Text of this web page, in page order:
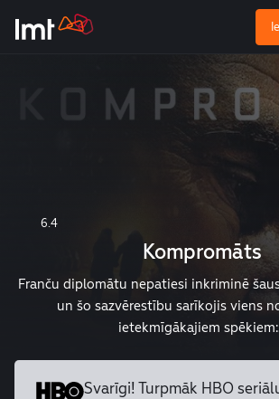
6.4
Kompromāts
Franču diplomātu nepatiesi inkriminē
un šo sazvērestību sarīkojis viens
ietekmīgākajiem
Svarīgi! Turpmāk HBO